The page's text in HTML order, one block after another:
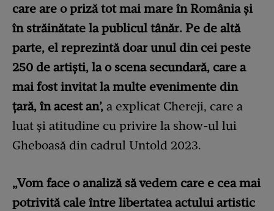
care are o priză tot mai mare în România și
în străinătate la publicul tânăr. Pe de altă
parte, el reprezintă doar unul din cei peste
250 de artiști, la o scena secundară, care a
mai fost invitat la multe evenimente din
țară, în acest an’, a explicat Chereji, care a
luat și atitudine cu privire la show-ul lui
Gheboasă din cadrul Untold 2023.
„Vom face o analiză să vedem care e cea mai
potrivită cale între libertatea actului artistic